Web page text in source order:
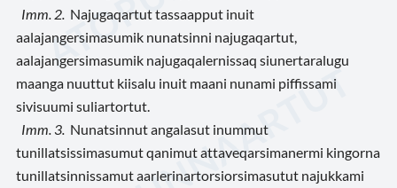
Imm. 2. Najugaqartut tassaapput inuit
aalajangersimasumik nunatsinni najugaqartut,
aalajangersimasumik najugaqalernissaq siunertaralugu
maanga nuuttut kiisalu inuit maani nunami piffissami
sivisuumi suliartortut.
Imm. 3. Nunatsinnut angalasut inummut
tunillatsissimasumut qanimut attaveqarsimanermi kingorna
tunillatsinnissamut aarlerinartorsiorsimasutut najukkami